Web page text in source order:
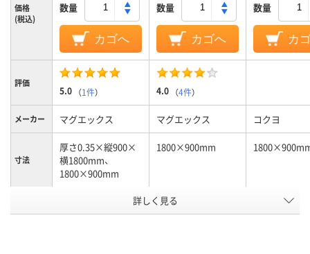
価格
(税込)
数量
カゴへ
数量
カゴへ
数量
カ
評価
5.0 （1件） 4.0 （4件）
メーカー マグエックス マグエックス コクヨ
寸法
厚さ0.35×縦900×
横1800mm、
1800×900mm
1800×900mm
ホワイト系 ホワイト系
詳しく見る